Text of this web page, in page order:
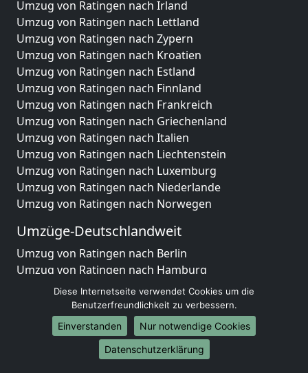
Umzug von Ratingen nach Irland
Umzug von Ratingen nach Lettland
Umzug von Ratingen nach Zypern
Umzug von Ratingen nach Kroatien
Umzug von Ratingen nach Estland
Umzug von Ratingen nach Finnland
Umzug von Ratingen nach Frankreich
Umzug von Ratingen nach Griechenland
Umzug von Ratingen nach Italien
Umzug von Ratingen nach Liechtenstein
Umzug von Ratingen nach Luxemburg
Umzug von Ratingen nach Niederlande
Umzug von Ratingen nach Norwegen
Umzüge-Deutschlandweit
Umzug von Ratingen nach Berlin
Umzug von Ratingen nach Hamburg
Umzug von Ratingen nach München
Umzug von Ratingen nach Köln
Umzug von Ratingen nach Frankfurt am Main
Umzug von Ratingen nach Stuttgart
Umzug von Ratingen nach Düsseldorf
Diese Internetseite verwendet Cookies um die
Benutzerfreundlichkeit zu verbessern.
Einverstanden
Nur notwendige Cookies
Datenschutzerklärung